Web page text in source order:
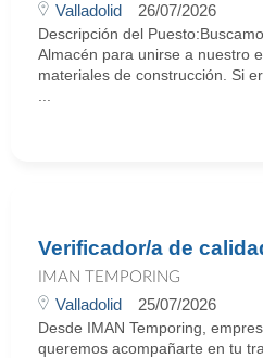
Valladolid 26/07/2026
Descripción del
Almacén para unirse a nuestro
materiales de construcción. Si
Verificador/a de
IMAN TEMPORING
Valladolid 25/07/2026
Desde IMAN Temporing,
queremos acompañarte en tu